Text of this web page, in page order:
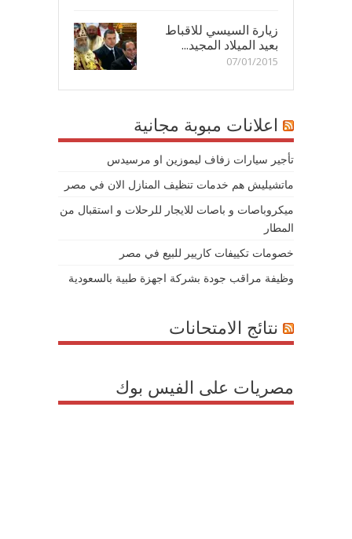
زيارة السيسي للاقباط
بعيد الميلاد المجيد...
07/01/2015
اعلانات مبوبة مجانية
تأجير سيارات زفاف ليموزين او مرسيدس
ماتشيليش هم خدمات تنظيف المنازل الان في مصر
ميكروباصات و باصات للايجار للرحلات و استقبال من
المطار
خصومات تكييفات كاريير للبيع في مصر
وظيفة مراقب جودة بشركة اجهزة طبية بالسعودية
نتائج الامتحانات
مصريات على الفيس بوك